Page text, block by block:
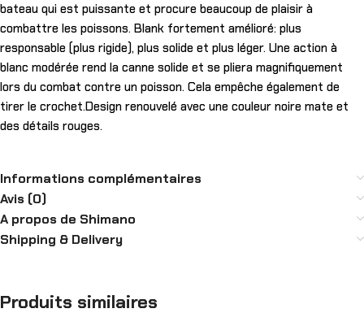
bateau qui est puissante et procure beaucoup de plaisir à
combattre les poissons. Blank fortement amélioré: plus
responsable (plus rigide), plus solide et plus léger. Une action à
blanc modérée rend la canne solide et se pliera magnifiquement
lors du combat contre un poisson. Cela empêche également de
tirer le crochet.Design renouvelé avec une couleur noire mate et
des détails rouges.
Informations complémentaires
Avis (0)
A propos de Shimano
Shipping & Delivery
Produits similaires